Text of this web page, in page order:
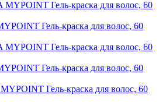
Гель-краска для волос, 60
Гель-краска для волос, 60